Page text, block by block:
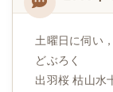
土曜日に伺い，
どぶろく
出羽桜 枯山水